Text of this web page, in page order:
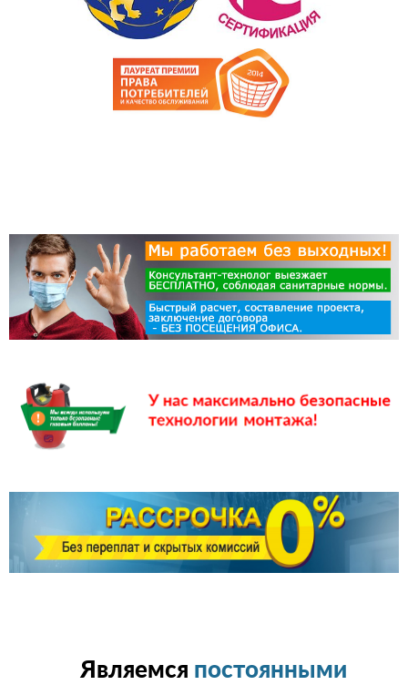
Являемся постоянными